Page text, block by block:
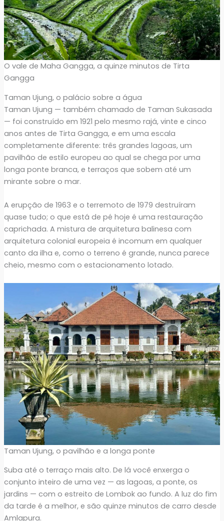
O vale de Maha Gangga, a quinze minutos de Tirta
Gangga
Taman Ujung, o palácio sobre a água
Taman Ujung — também chamado de Taman Sukasada
— foi construído em 1921 pelo mesmo rajá, vinte e cinco
anos antes de Tirta Gangga, e em uma escala
completamente diferente: três grandes lagoas, um
pavilhão de estilo europeu ao qual se chega por uma
longa ponte branca, e terraços que sobem até um
mirante sobre o mar.
A erupção de 1963 e o terremoto de 1979 destruíram
quase tudo; o que está de pé hoje é uma restauração
caprichada. A mistura de arquitetura balinesa com
arquitetura colonial europeia é incomum em qualquer
canto da ilha e, como o terreno é grande, nunca parece
cheio, mesmo com o estacionamento lotado.
Taman Ujung, o pavilhão e a longa ponte
Suba até o terraço mais alto. De lá você enxerga o
conjunto inteiro de uma vez — as lagoas, a ponte, os
jardins — com o estreito de Lombok ao fundo. A luz do fim
da tarde é a melhor, e são quinze minutos de carro desde
Amlapura.